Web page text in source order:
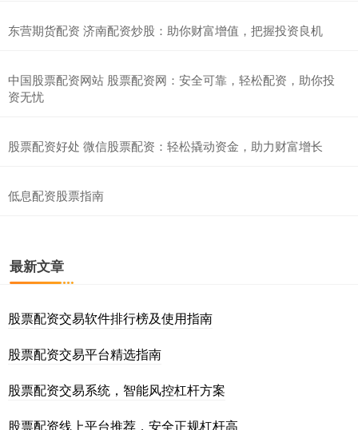
东营期货配资 济南配资炒股：助你财富增值，把握投资良机
中国股票配资网站 股票配资网：安全可靠，轻松配资，助你投
资无忧
股票配资好处 微信股票配资：轻松撬动资金，助力财富增长
低息配资股票指南
最新文章
股票配资交易软件排行榜及使用指南
股票配资交易平台精选指南
股票配资交易系统，智能风控杠杆方案
股票配资线上平台推荐，安全正规杠杆高